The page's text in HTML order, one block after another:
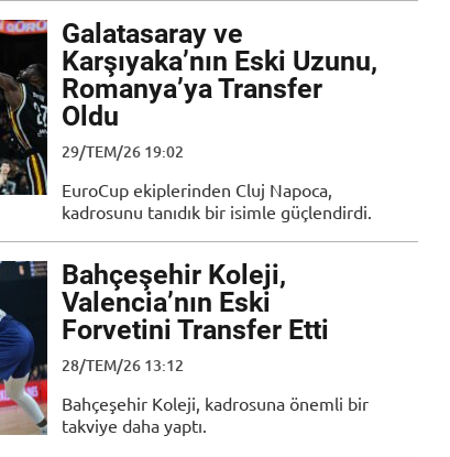
Galatasaray ve
Karşıyaka’nın Eski Uzunu,
Romanya’ya Transfer
Oldu
29/TEM/26 19:02
EuroCup ekiplerinden Cluj Napoca,
kadrosunu tanıdık bir isimle güçlendirdi.
Bahçeşehir Koleji,
Valencia’nın Eski
Forvetini Transfer Etti
28/TEM/26 13:12
Bahçeşehir Koleji, kadrosuna önemli bir
takviye daha yaptı.